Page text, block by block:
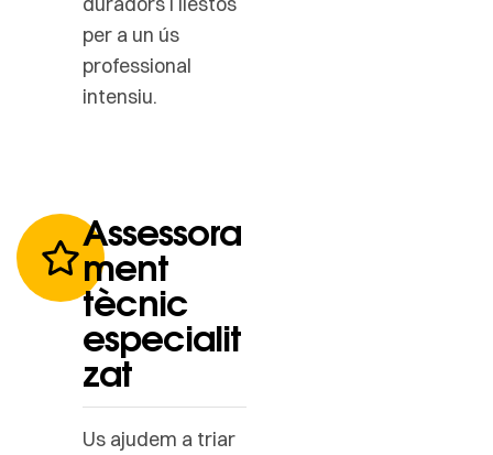
per a un ús
professional
intensiu.
Assessora
ment
tècnic
especialit
zat
Us ajudem a triar